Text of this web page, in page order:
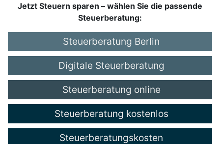
Jetzt Steuern sparen – wählen Sie die passende
Steuerberatung:
Steuerberatung Berlin
Digitale Steuerberatung
Steuerberatung online
Steuerberatung kostenlos
Steuerberatungskosten